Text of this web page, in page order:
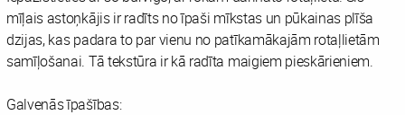
mīļais astoņkājis ir radīts no īpaši mīkstas un pūkainas plīša
dzijas, kas padara to par vienu no patīkamākajām rotaļlietām
samīļošanai. Tā tekstūra ir kā radīta maigiem pieskārieniem.
Galvenās īpašības: